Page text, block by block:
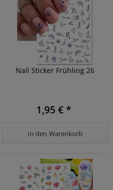
Nail Sticker Frühling 26
1,95 € *
In den Warenkorb